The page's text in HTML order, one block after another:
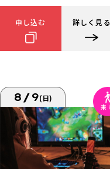
申し込む 詳しく見る
8/9(日)